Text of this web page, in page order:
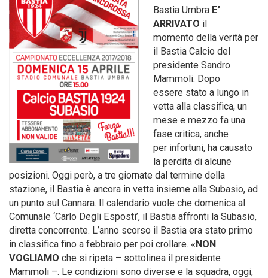
Bastia Umbra E’
ARRIVATO il
momento della verità per
il Bastia Calcio del
presidente Sandro
Mammoli. Dopo
essere stato a lungo in
vetta alla classifica, un
mese e mezzo fa una
fase critica, anche
per infortuni, ha causato
la perdita di alcune
posizioni. Oggi però, a tre giornate dal termine della
stazione, il Bastia è ancora in vetta insieme alla Subasio, ad
un punto sul Cannara. Il calendario vuole che domenica al
Comunale ‘Carlo Degli Esposti’, il Bastia affronti la Subasio,
diretta concorrente. L’anno scorso il Bastia era stato primo
in classifica fino a febbraio per poi crollare. «NON
VOGLIAMO che si ripeta – sottolinea il presidente
Mammoli –. Le condizioni sono diverse e la squadra, oggi,